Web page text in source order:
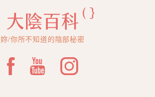
妳/你所不知道的陰部秘密